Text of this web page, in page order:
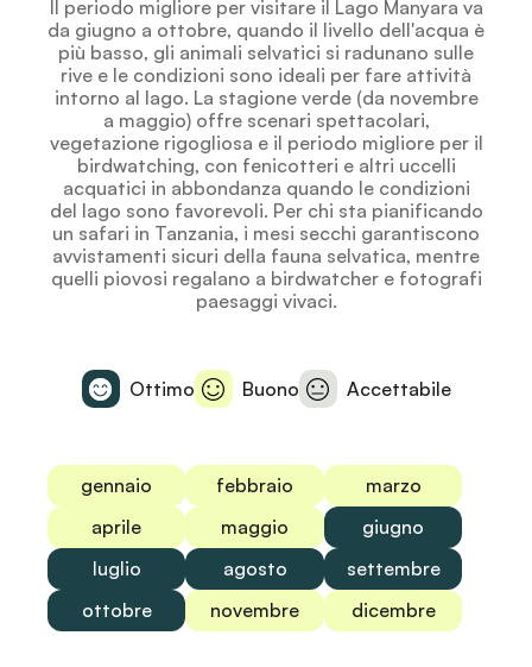
Il periodo migliore per visitare il Lago Manyara va
da giugno a ottobre, quando il livello dell'acqua è
più basso, gli animali selvatici si radunano sulle
rive e le condizioni sono ideali per fare attività
intorno al lago. La stagione verde (da novembre
a maggio) offre scenari spettacolari,
vegetazione rigogliosa e il periodo migliore per il
birdwatching, con fenicotteri e altri uccelli
acquatici in abbondanza quando le condizioni
del lago sono favorevoli. Per chi sta pianificando
un safari in Tanzania, i mesi secchi garantiscono
avvistamenti sicuri della fauna selvatica, mentre
quelli piovosi regalano a birdwatcher e fotografi
paesaggi vivaci.
Ottimo Buono Accettabile
gennaio febbraio
marzo
aprile
maggio
giugno
luglio
agosto
settembre
ottobre
novembre dicembre